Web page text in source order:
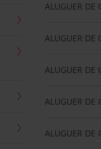
ALUGUER DE
ALUGUER DE
ALUGUER DE
ALUGUER DE
ALUGUER DE